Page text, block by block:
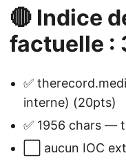
🔴 Indice
factuelle :
✅
interne) (20pts)
✅ 1956 chars —
⬜ aucun IOC